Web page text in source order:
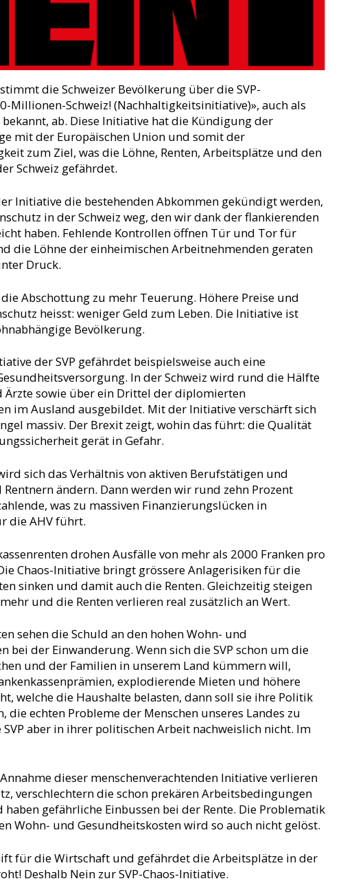
die Schweizer Bevölkerung über die SVP-
Millionen-Schweiz! (Nachhaltigkeitsinitiative)», auch als
bekannt, ab. Diese Initiative hat die Kündigung der
mit der Europäischen Union und somit der
zum Ziel, was die Löhne, Renten, Arbeitsplätze und den
Schweiz gefährdet.
Initiative die bestehenden Abkommen gekündigt werden,
in der Schweiz weg, den wir dank der flankierenden
haben. Fehlende Kontrollen öffnen Tür und Tor für
die Löhne der einheimischen Arbeitnehmenden geraten
Druck.
Abschottung zu mehr Teuerung. Höhere Preise und
heisst: weniger Geld zum Leben. Die Initiative ist
Bevölkerung.
der SVP gefährdet beispielsweise auch eine
In der Schweiz wird rund die Hälfte
Ärzte sowie über ein Drittel der diplomierten
im Ausland ausgebildet. Mit der Initiative verschärft sich
massiv. Der Brexit zeigt, wohin das führt: die Qualität
gerät in Gefahr.
sich das Verhältnis von aktiven Berufstätigen und
ändern. Dann werden wir rund zehn Prozent
was zu massiven Finanzierungslücken in
die AHV führt.
drohen Ausfälle von mehr als 2000 Franken pro
Chaos-Initiative bringt grössere Anlagerisiken für die
sinken und damit auch die Renten. Gleichzeitig steigen
und die Renten verlieren real zusätzlich an Wert.
sehen die Schuld an den hohen Wohn- und
bei der Einwanderung. Wenn sich die SVP schon um die
und der Familien in unserem Land kümmern will,
explodierende Mieten und höhere
welche die Haushalte belasten, dann soll sie ihre Politik
die echten Probleme der Menschen unseres Landes zu
aber in ihrer politischen Arbeit nachweislich nicht. Im
dieser menschenverachtenden Initiative verlieren
verschlechtern die schon prekären Arbeitsbedingungen
haben gefährliche Einbussen bei der Rente. Die Problematik
Wohn- und Gesundheitskosten wird so auch nicht gelöst.
für die Wirtschaft und gefährdet die Arbeitsplätze in der
Deshalb Nein zur SVP-Chaos-Initiative.